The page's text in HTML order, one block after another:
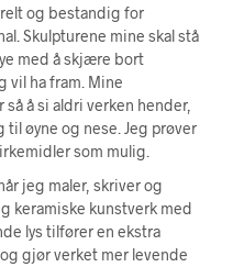
og bestandig for
Skulpturene mine skal stå
med å skjære bort
vil ha fram. Mine
å si aldri verken hender,
til øyne og nese. Jeg prøver
som mulig.
jeg maler, skriver og
keramiske kunstverk med
lys tilfører en ekstra
gjør verket mer levende